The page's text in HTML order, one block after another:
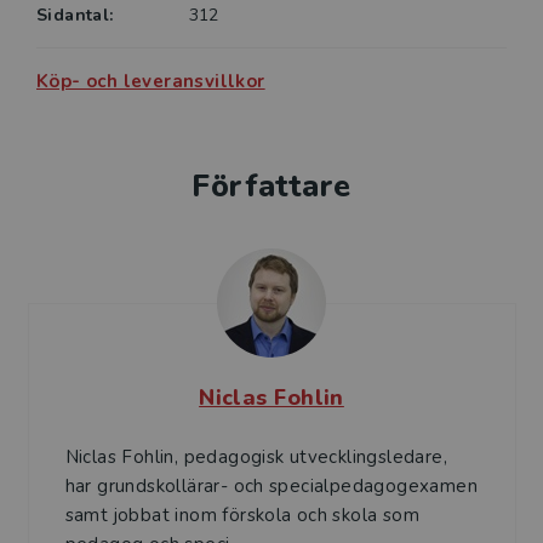
Sidantal:
312
Köp- och leveransvillkor
Författare
Niclas Fohlin
Niclas Fohlin, pedagogisk utvecklingsledare,
har grundskollärar- och specialpedagogexamen
samt jobbat inom förskola och skola som